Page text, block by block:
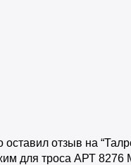
оставил отзыв на
для троса АРТ 8276